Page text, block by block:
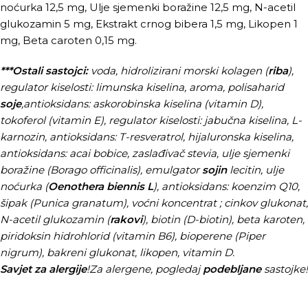
noćurka 12,5 mg, Ulje sjemenki boražine 12,5 mg, N-acetil
glukozamin 5 mg, Ekstrakt crnog bibera 1,5 mg, Likopen 1
mg, Beta caroten 0,15 mg.
***Ostali sastojci:voda, hidrolizirani morski kolagen (riba),
regulator kiselosti: limunska kiselina, aroma, polisaharid
soje,antioksidans: askorobinska kiselina (vitamin D),
tokoferol (vitamin E), regulator kiselosti: jabučna kiselina, L-
karnozin, antioksidans: T-resveratrol, hijaluronska kiselina,
antioksidans: acai bobice, zaslađivač stevia, ulje sjemenki
boražine (Borago officinalis), emulgatorsojinlecitin, ulje
noćurka (Oenothera biennis L), antioksidans: koenzim Q10,
šipak (Punica granatum), voćni koncentrat ; cinkov glukonat,
N-acetil glukozamin (rakovi), biotin (D-biotin), beta karoten,
piridoksin hidrohlorid (vitamin B6), bioperene (Piper
nigrum), bakreni glukonat, likopen, vitamin D.
Savjet za alergije!Za alergene, pogledajpodebljanesastojke!